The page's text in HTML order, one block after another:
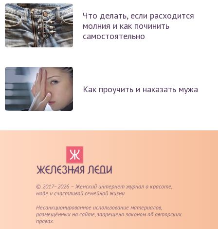
Что делать, если расходится
молния и как починить
самостоятельно
Как проучить и наказать мужа
© 2017–2026 – Женский интернет журнал о красоте,
моде и счастливой семейной жизни
Несанкционированное использование материалов,
размещённых на сайте, запрещено законом об авторских
правах.